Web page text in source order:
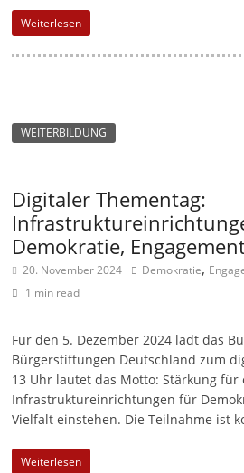
a
r
n
g
|
S
Weiterlesen
WEITERBILDUNG
Digitaler Thementag:
Demokratie,
20. November 2024 Demokratie,
1 min read
Für den 5. Dezember 2024 lädt das
Bürgerstiftungen Deutschland zum
13 Uhr lautet das Motto: Stärkung für
Infrastruktureinrichtungen für
Vielfalt einstehen. Die Teilnahme ist
Weiterlesen